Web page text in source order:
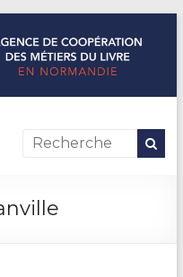
Lecture
du livre en Normandie